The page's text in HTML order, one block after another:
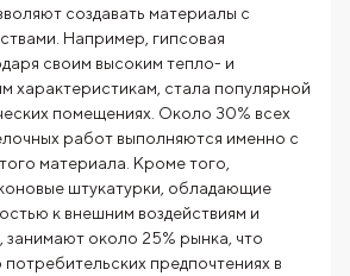
создавать материалы с
Например, гипсовая
своим высоким тепло- и
характеристикам, стала популярной
помещениях. Около 30% всех
работ выполняются именно с
материала. Кроме того,
штукатурки, обладающие
к внешним воздействиям и
занимают около 25% рынка, что
потребительских предпочтениях в